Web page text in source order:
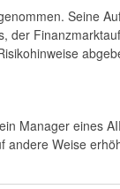
Seine
der
Manager eines
andere Weise